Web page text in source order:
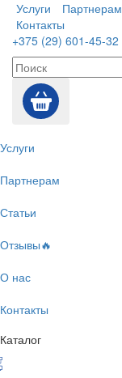
Услуги Партнерам
Контакты
+375 (29) 601-45-32
Услуги
Партнерам
Статьи
Отзывы🔥
О нас
Контакты
Каталог